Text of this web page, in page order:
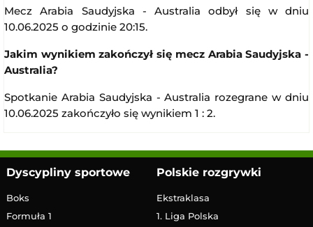
Mecz Arabia Saudyjska - Australia odbył się w dniu
10.06.2025 o godzinie 20:15.
Jakim wynikiem zakończył się mecz Arabia Saudyjska -
Australia?
Spotkanie Arabia Saudyjska - Australia rozegrane w dniu
10.06.2025 zakończyło się wynikiem 1 : 2.
Dyscypliny sportowe
Boks
Formuła 1
Polskie rozgrywki
Ekstraklasa
1. Liga Polska